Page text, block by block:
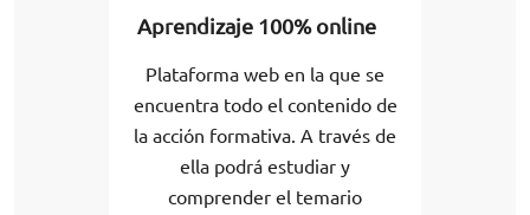
Aprendizaje 100% online
Plataforma web en la que se
encuentra todo el contenido de
la acción formativa. A través de
ella podrá estudiar y
comprender el temario